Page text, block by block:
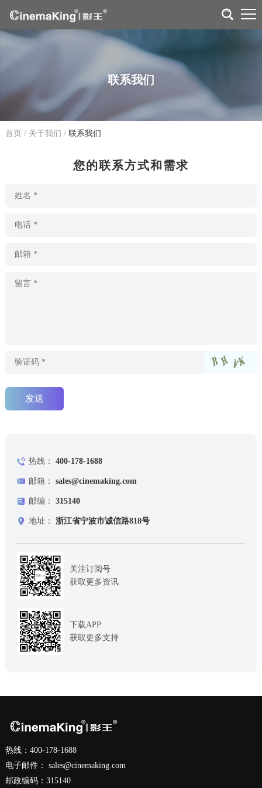
联系我们
首页 / 关于我们 / 联系我们
您的联系方式和需求
热线： 400-178-1688
邮箱： sales@cinemaking.com
邮编： 315140
地址： 浙江省宁波市诚信路818号
关注订阅号
获取更多资讯
下载APP
获取更多支持
热线：400-178-1688
电子邮件： sales@cinemaking.com
邮政编码：315140